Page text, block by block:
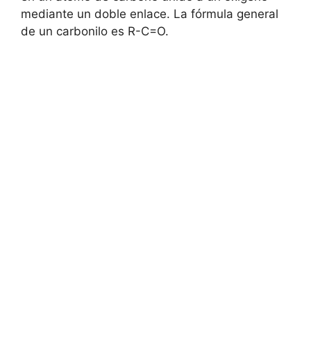
mediante un doble enlace. La fórmula general
de un carbonilo es R-C=O.